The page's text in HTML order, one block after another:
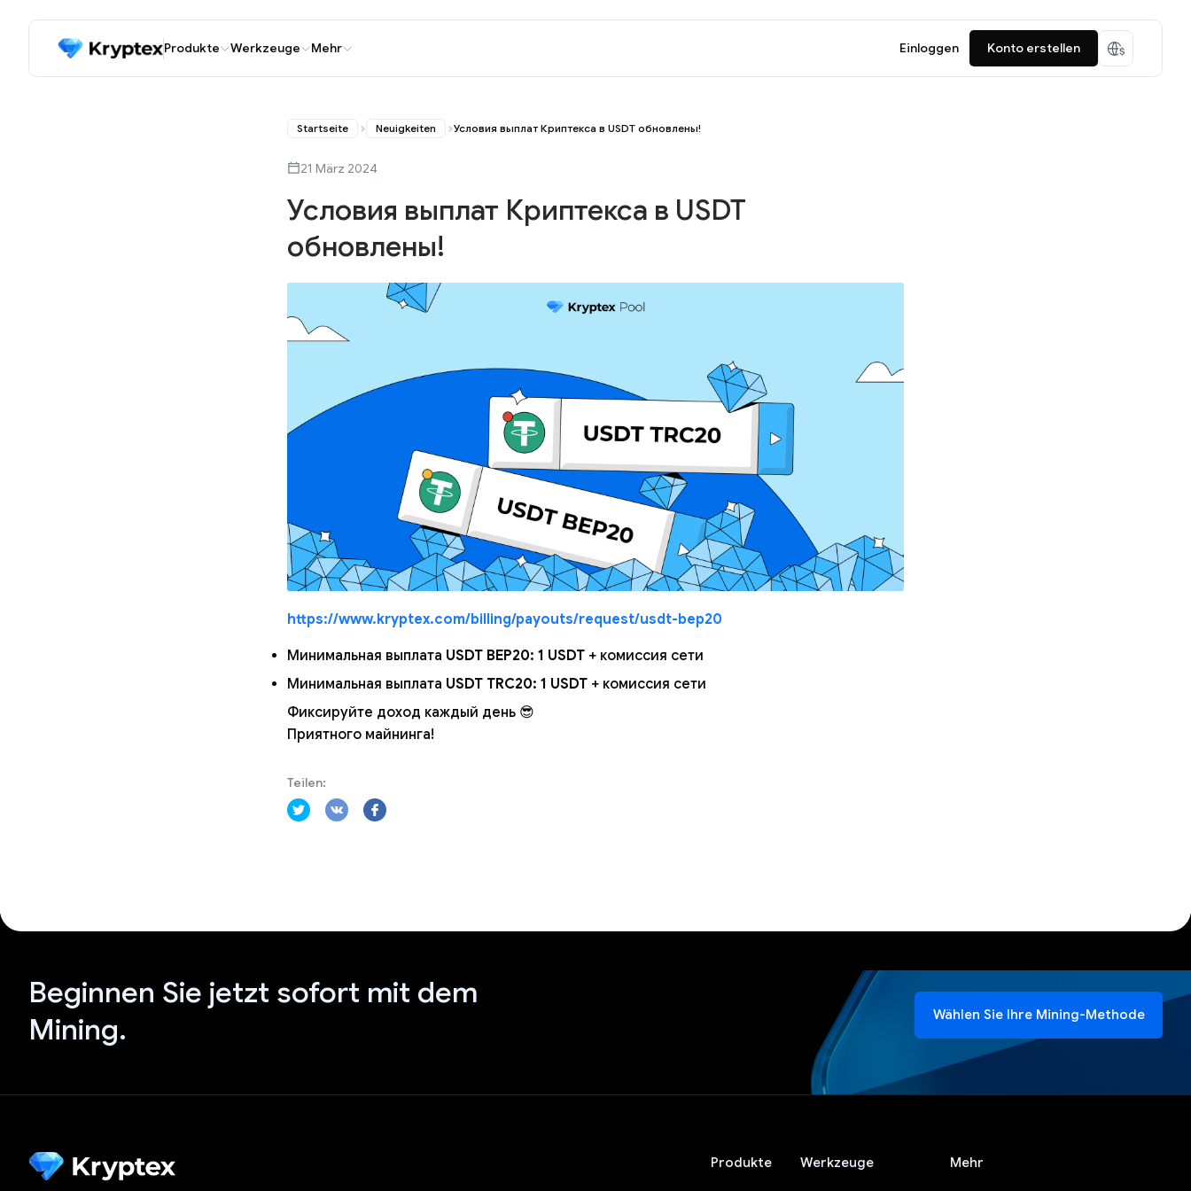
Produkte Werkzeuge Mehr Einloggen Konto erstellen
Startseite Neuigkeiten Условия выплат Криптекса в USDT обновлены!
21 März 2024
Условия выплат Криптекса в USDT
обновлены!
https://www.kryptex.com/billing/payouts/request/usdt-bep20
Минимальная выплата USDT BEP20: 1 USDT + комиссия сети
Минимальная выплата USDT TRC20: 1 USDT + комиссия сети
Фиксируйте доход каждый день 😎
Приятного майнинга!
Teilen:
Beginnen Sie jetzt sofort mit dem
Mining.
Wählen Sie Ihre Mining-Methode
Produkte Werkzeuge Mehr